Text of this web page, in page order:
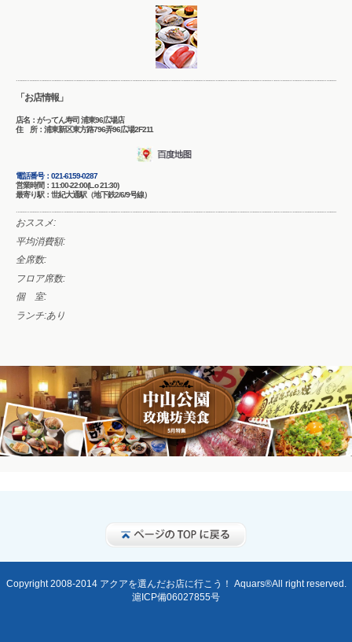
「お店情報」
店名：がってん寿司 浦東96広場店
住 所：浦東新区東方路796弄96広場2F211
電話番号： 021-6159-0287
営業時間：11:00-22:00(L.o 21:30)
最寄り駅：世紀大通駅（地下鉄2/6/9号線）
おススメ:
平均消費額:
全席数:
フロア席数:
個 室:
ランチ:あり
Copyright 2008-2014 アクアを選んだお店に行こう！ Aquars®All right reserved.
滬ICP備06027855号